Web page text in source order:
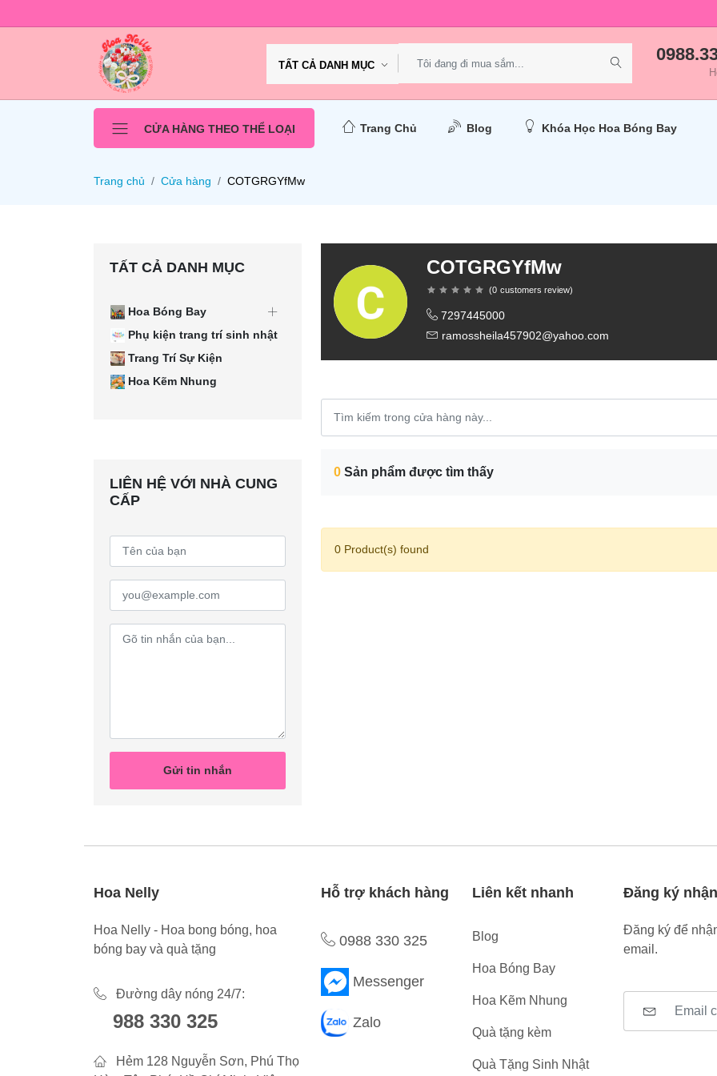
TẤT CẢ DANH MỤC
CỬA HÀNG THEO THỂ LOẠI Trang Chủ Blog Khóa Học Hoa Bóng Bay
Trang chủ Cửa hàng COTGRGYfMw
TẤT CẢ DANH MỤC
Hoa Bóng Bay
Phụ kiện trang trí sinh nhật
Trang Trí Sự Kiện
Hoa Kẽm Nhung
LIÊN HỆ VỚI NHÀ CUNG
CẤP
Gửi tin nhắn
COTGRGYfMw
(0 customers review)
7297445000
ramossheila457902@yahoo.com
0 Sản phẩm được tìm thấy
0 Product(s) found
Hoa Nelly
Hoa Nelly - Hoa bong bóng, hoa
bóng bay và quà tặng
Đường dây nóng 24/7:
988 330 325
Hẻm 128 Nguyễn Sơn, Phú Thọ
Hỗ trợ khách hàng
0988 330 325
Messenger
Zalo
Liên kết nhanh
Blog
Hoa Bóng Bay
Hoa Kẽm Nhung
Quà tặng kèm
Quà Tặng Sinh Nhật
Đăng ký
Đăng ký để
email.